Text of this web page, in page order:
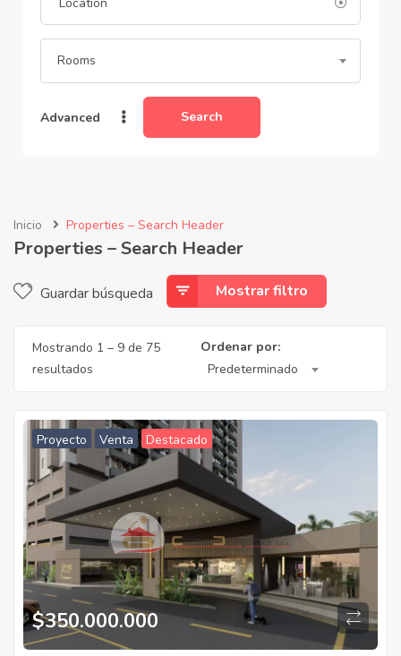
Rooms
Advanced Search
Inicio Properties – Search Header
Properties – Search Header
Guardar búsqueda Mostrar filtro
Mostrando 1 – 9 de 75
resultados
Ordenar por:
Predeterminado
Proyecto Venta Destacado
$350.000.000